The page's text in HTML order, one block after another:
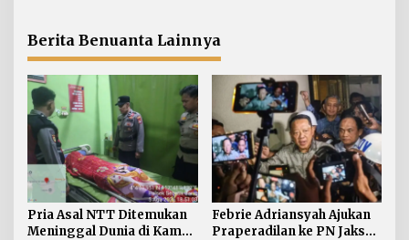
Umur
Berita Benuanta Lainnya
Pria Asal NTT Ditemukan
Meninggal Dunia di Kamar
Febrie Adriansyah Ajukan
Praperadilan ke PN Jaksel